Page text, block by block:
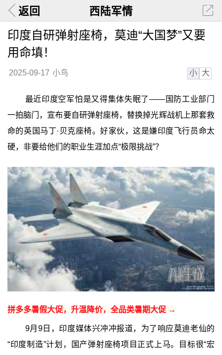
返回 西陆军情
印度自研弹射座椅，莫迪“大国梦”又要
用命填！
2025-09-17 小鸟 小 大
最近印度空军怕是又得集体失眠了——国防工业部门
一拍脑门，宣布要自研弹射座椅，替换掉光辉战机上那套救
命的英国马丁·贝克座椅。好家伙，这是嫌印度飞行员命太
硬，非要给他们的职业生涯加点“极限挑战”？
拼多多暑假大促，升温降价，全品类暑期大促 →
9月9日，印度媒体兴冲冲报道，为了响应莫迪老仙的
“印度制造”计划，国产弹射座椅项目正式上马。目标很“宏